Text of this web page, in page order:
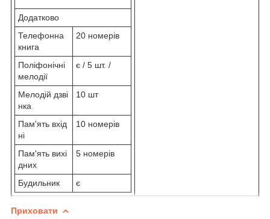
Додатково
Телефонна
книга
20 номерів
Поліфонічні
мелодії
є / 5 шт. /
Мелодій дзві
нка
10 шт
Пам'ять вхід
ні
10 номерів
Пам'ять вихі
дних
5 номерів
Будильник є
Приховати